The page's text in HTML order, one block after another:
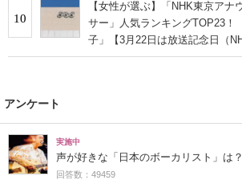
10
【女性が選ぶ】「NHK東京アナ
サー」人気ランキングTOP23
子」【3月22日は放送記念日（
アンケート
実施中
声が好きな「日本のボーカリスト」は？
回答数：49459